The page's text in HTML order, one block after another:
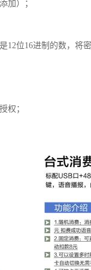
加）；
12位16进制的数，将
权；